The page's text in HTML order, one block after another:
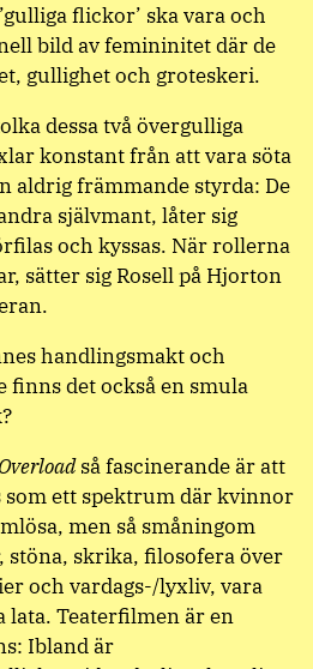
flickor’ ska vara och
bild av femininitet där de
gullighet och groteskeri.
dessa två övergulliga
konstant från att vara söta
aldrig främmande styrda: De
självmant, låter sig
och kyssas. När rollerna
sätter sig Rosell på Hjorton
handlingsmakt och
finns det också en smula
så fascinerande är att
ett spektrum där kvinnor
men så småningom
skrika, filosofera över
och vardags-/lyxliv, vara
lata. Teaterfilmen är en
Ibland är